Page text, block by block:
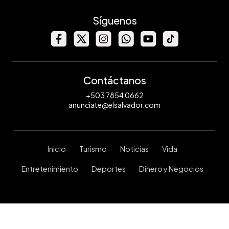
Síguenos
Contáctanos
+503 7854 0662
anunciate@elsalvador.com
Inicio Turismo Noticias Vida
Entretenimiento Deportes Dinero y Negocios